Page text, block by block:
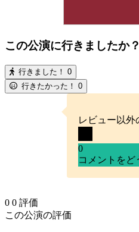
この公演に行きましたか？
行きました！ 0
行きたかった！ 0
レビュー以
0
コメントをど
0 0 評価
この公演の評価